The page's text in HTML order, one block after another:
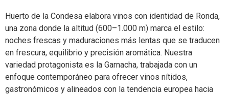
Huerto de la Condesa elabora vinos con identidad de Ronda,
una zona donde la altitud (600–1.000 m) marca el estilo:
noches frescas y maduraciones más lentas que se traducen
en frescura, equilibrio y precisión aromática. Nuestra
variedad protagonista es la Garnacha, trabajada con un
enfoque contemporáneo para ofrecer vinos nítidos,
gastronómicos y alineados con la tendencia europea hacia